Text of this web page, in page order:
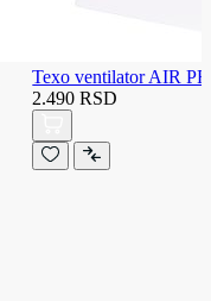
Texo ventilator AIR
2.490 RSD